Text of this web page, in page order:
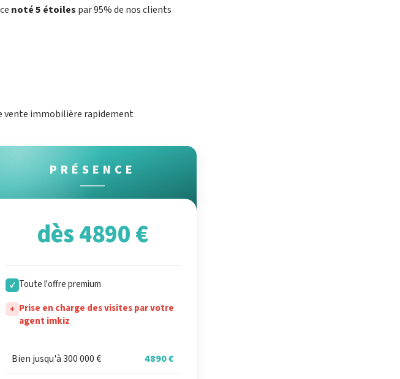
noté 5 étoiles par 95% de nos clients
vente immobilière rapidement
PRÉSENCE
dès 4890 €
✓ Toute l'offre premium
+ Prise en charge des visites par votre
agent imkiz
Bien jusqu'à 300 000 € 4890 €